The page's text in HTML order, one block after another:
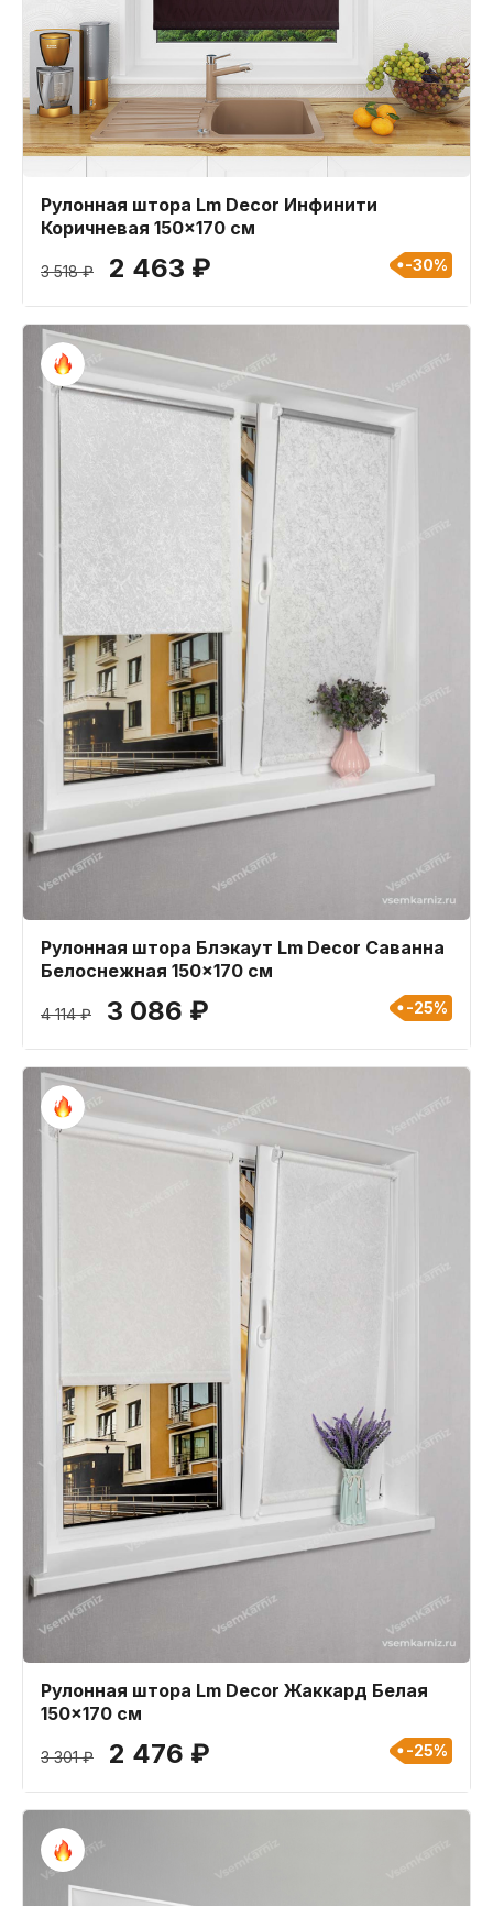
Рулонная штора Lm Decor Инфинити
Коричневая 150x170 см
3 518 ₽ 2 463 ₽ -30%
Рулонная штора Блэкаут Lm Decor Саванна
Белоснежная 150x170 см
4 114 ₽ 3 086 ₽ -25%
Рулонная штора Lm Decor Жаккард Белая
150x170 см
3 301 ₽ 2 476 ₽ -25%